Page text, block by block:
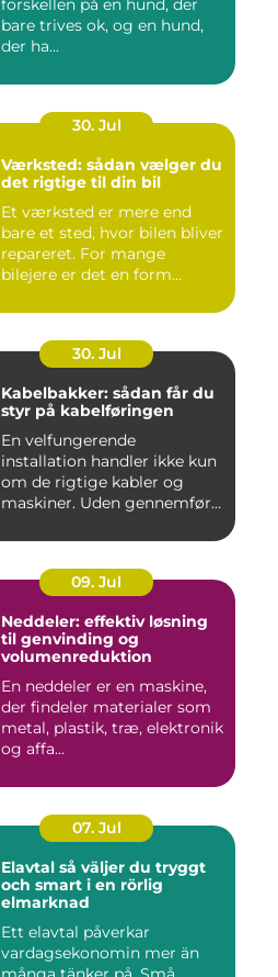
forskellen på en hund, der
bare trives ok, og en hund,
der ha...
30. Jul
Værksted: sådan vælger du
det rigtige til din bil
Et værksted er mere end
bare et sted, hvor bilen bliver
repareret. For mange
bilejere er det en form...
30. Jul
Kabelbakker: sådan får du
styr på kabelføringen
En velfungerende
installation handler ikke kun
om de rigtige kabler og
maskiner. Uden gennemført
09. Jul
Neddeler: effektiv løsning
til genvinding og
volumenreduktion
En neddeler er en maskine,
der findeler materialer som
metal, plastik, træ, elektronik
og affa...
07. Jul
Elavtal så väljer du tryggt
och smart i en rörlig
elmarknad
Ett elavtal påverkar
vardagsekonomin mer än